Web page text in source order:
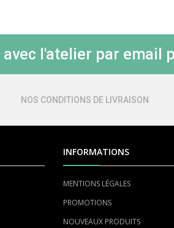
avec l'atelier par email
NOS CONDITIONS DE LIVRAISON
INFORMATIONS
MENTIONS LÉGALES
PROMOTIONS
NOUVEAUX PRODUITS